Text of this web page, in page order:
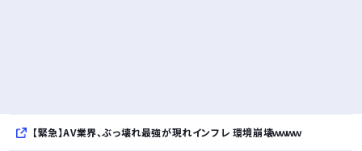
【緊急】AV業界、ぶっ壊れ最強が現れインフレ 環境崩壊ｗｗｗｗ